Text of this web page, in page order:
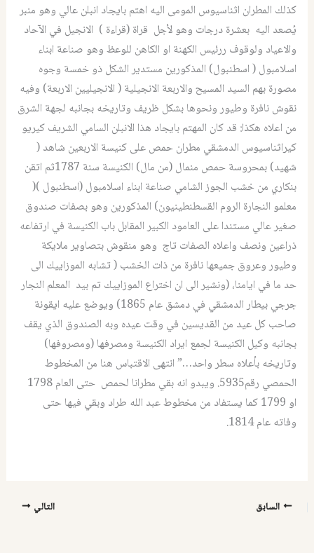
كذلك المطران اثناسيوس المومى اليه اهتم بايجاد انبلن عالي وهو منبر
يُصعد اليه بعشرة درجات وهو لأجل قراة (قراءة ) الانجيل في الآحاد
والاعياد ولوقوف ررئيس الكهنة او الكاهن للوعظ وهو صناعة ابناء
اسلامبول ( اسطنبول) المذكورين مستدير الشكل ذو خمسة وجوه
مصورة بهم السيد المسيح والاربعة الانجيلية ( الانجيليين الاربعة) وفيه
نقوش نافرة وطيور ونحوها بشكل ظريف وتاريخه بجانبه لجهة الشرق
من اعلاه هكذا: قد كان المهتم بايجاد هذا الانبلن السامي الشريف كيريو
كيراثناسيوس الدمشقي مطران حمص على كنيسة الاربعين شاهد (
شهيد) بمحروسة حمص منمال (من مال) الكنيسة سنة 1787ثم اتقن
بنكاري من خشب الجوز الشامي صناعة ابناء اسلامبول (اسطنبول )(
معلمو النجارة الروم القسطنطينيون) المذكورين وهو بصفات صندوق
صغير عالي مستندا على العامود الكبير المقابل باب الكنيسة في ارتفاعه
ذراعين ونصف واعلاه الصفات تاج وهو منقوش بتصاوير ملايكة
وطيور وعروق جميعها نافرة من ذات الخشب ( تشابه الموزاييك الى
حد ما في ايامنا، (ونشير الى ان اختراع الموزاييك تم بيد المعلم النجار
جرجي بيطار الدمشقي في دمشق عام 1865) ويوضع عليه ايقونة
صاحب كل عيد من القديسين في وقت عيده وبه الصندوق الذي يقف
بجانبه وكيل الكنيسة لجمع ايراد الكنيسة ومصرفها (ومصروفها)
وتاريخه بأعلاه سطر واحد…” انتهى الاقتباس هنا من المخطوط
الحمصي رقم5935. ويبدو انه بقي مطرانا لحمص حتى العام 1798
او 1799 كما يستفاد من مخطوط عبد الله طراد وبقي فيها حتى
وفاته عام 1814.
السابق التالي